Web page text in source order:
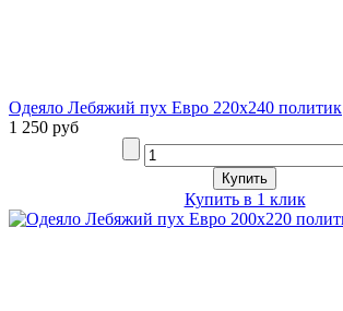
Одеяло Лебяжий пух Евро 220х240 политик
1 250 руб
Купить в 1 клик